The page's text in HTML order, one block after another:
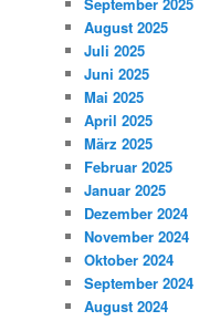
August 2025
Juli 2025
Juni 2025
Mai 2025
April 2025
März 2025
Februar 2025
Januar 2025
Dezember 2024
November 2024
Oktober 2024
September 2024
August 2024